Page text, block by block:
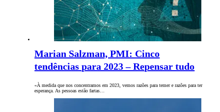
Marian Salzman, PMI: Cinco
tendências para 2023 – Repensar tudo
«À medida que nos concentramos em 2023, vemos razões para temer e razões para ter
esperança. As pessoas estão fartas…